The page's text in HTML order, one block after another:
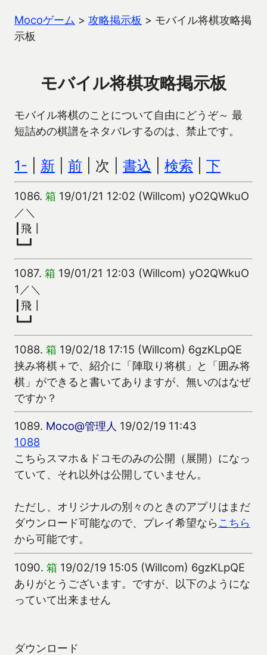
Mocoゲーム > 攻略掲示板 > モバイル将棋攻略掲
示板
モバイル将棋攻略掲示板
モバイル将棋のことについて自由にどうぞ～ 最
短詰めの棋譜をネタバレするのは、禁止です。
1- 新 前 | 次 | 書込 検索 下
1086. 箱 19/01/21 12:02 (Willcom) yO2QWkuO
／＼
┃飛┃
┗━┛
1087. 箱 19/01/21 12:03 (Willcom) yO2QWkuO
1／＼
┃飛┃
┗━┛
1088. 箱 19/02/18 17:15 (Willcom) 6gzKLpQE
挟み将棋＋で、紹介に「陣取り将棋」と「囲み将
棋」ができると書いてありますが、無いのはなぜ
ですか？
1089. Moco@管理人 19/02/19 11:43
1088
こちらスマホ＆ドコモのみの公開（展開）になっ
ていて、それ以外は公開していません。
ただし、オリジナルの別々のときのアプリはまだ
ダウンロード可能なので、プレイ希望なら こちら
から可能です。
1090. 箱 19/02/19 15:05 (Willcom) 6gzKLpQE
ありがとうございます。ですが、以下のようにな
っていて出来ません
ダウンロード